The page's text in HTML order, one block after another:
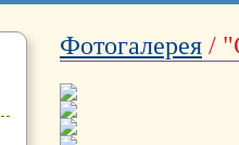
Фотогалерея /